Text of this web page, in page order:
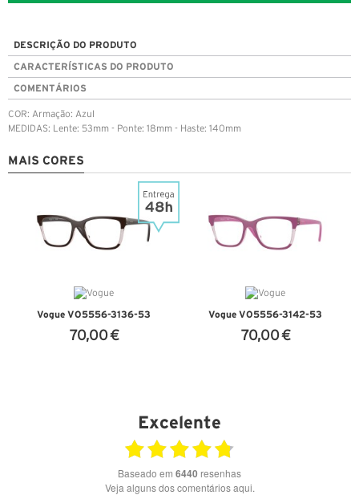
DESCRIÇÃO DO PRODUTO
CARACTERÍSTICAS DO PRODUTO
COMENTÁRIOS
COR: Armação: Azul
MEDIDAS: Lente: 53mm - Ponte: 18mm - Haste: 140mm
MAIS CORES
Vogue VO5556-3136-53
70,00 €
Vogue VO5556-3142-53
70,00 €
Excelente
Baseado em 6440 resenhas
Veja alguns dos comentários aqui.